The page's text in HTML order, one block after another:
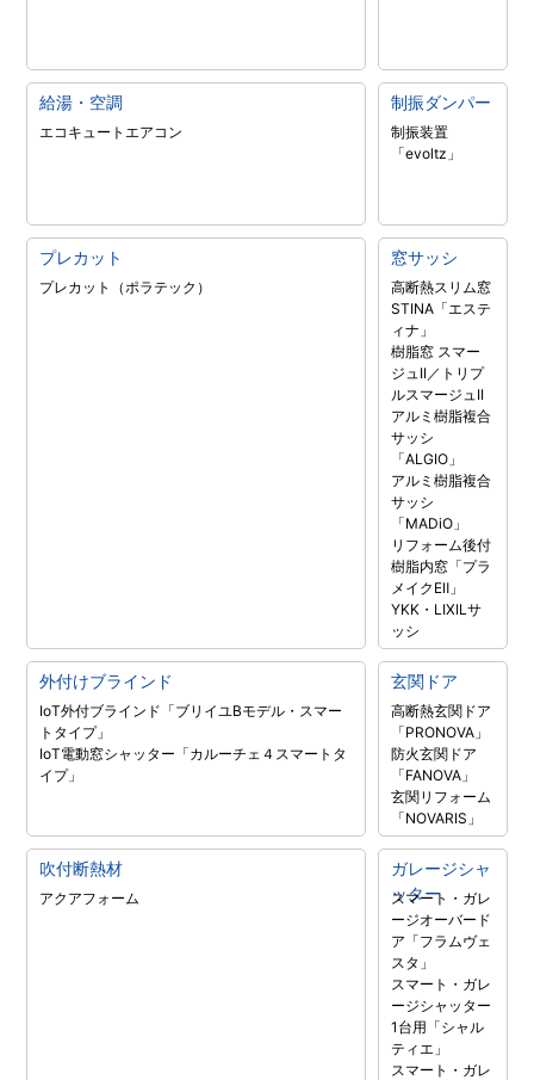
給湯・空調
エコキュート エアコン
制振ダンパー
制振装置
「evoltz」
プレカット
プレカット（ポラテック）
窓サッシ
高断熱スリム窓
STINA「エステ
ィナ」
樹脂窓 スマー
ジュII／トリプ
ルスマージュII
アルミ樹脂複合
サッシ
「ALGIO」
アルミ樹脂複合
サッシ
「MADiO」
リフォーム後付
樹脂内窓「プラ
メイクEⅡ」
YKK・LIXILサ
ッシ
外付けブラインド
IoT外付ブラインド「ブリイユBモデル・スマー
トタイプ」
IoT電動窓シャッター「カルーチェ４スマートタ
イプ」
玄関ドア
高断熱玄関ドア
「PRONOVA」
防火玄関ドア
「FANOVA」
玄関リフォーム
「NOVARIS」
吹付断熱材
アクアフォーム
ガレージシャ
ッター
スマート・ガレ
ージオーバード
ア「フラムヴェ
スタ」
スマート・ガレ
ージシャッター
1台用「シャル
ティエ」
スマート・ガレ